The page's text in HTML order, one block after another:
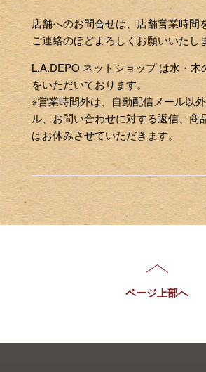
店舗へのお問合せは、店舗営業時間
ご連絡のほどよろしくお願いいたし
L.A.DEPO ネットショップ は水・木
をいただいております。
※営業時間外は、自動配信メール以
ル、お問い合わせに対する返信、商
はお休みさせていただきます。
ページ上部へ